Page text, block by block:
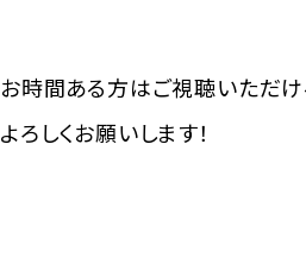
お時間ある方はご視聴いただけ
よろしくお願いします！